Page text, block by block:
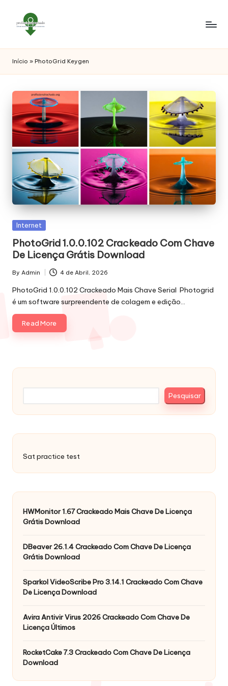
Início » PhotoGrid Keygen
Posted
Internet
PhotoGrid 1.0.0.102 Crackeado Com Chave
De Licença Grátis Download
Posted
by
By Admin 4 de Abril, 2026
PhotoGrid 1.0.0.102 Crackeado Mais Chave Serial Photogrid
é um software surpreendente de colagem e edição…
Read More
Pesquisar
Pesquisar
Sat practice test
HWMonitor 1.67 Crackeado Mais Chave De Licença
Grátis Download
DBeaver 26.1.4 Crackeado Com Chave De Licença
Grátis Download
Sparkol VideoScribe Pro 3.14.1 Crackeado Com Chave
De Licença Download
Avira Antivir Virus 2026 Crackeado Com Chave De
Licença Últimos
RocketCake 7.3 Crackeado Com Chave De Licença
Download